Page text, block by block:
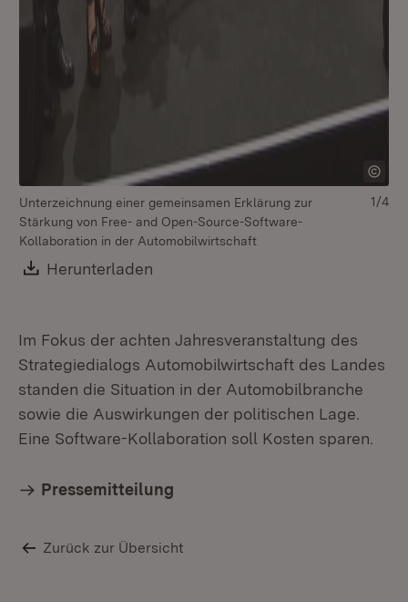
Unterzeichnung einer gemeinsamen Erklärung zur
Stärkung von Free- and Open-Source-Software-
Kollaboration in der Automobilwirtschaft
Download:
Herunterladen
1/4
Im Fokus der achten Jahresveranstaltung des
Strategiedialogs Automobilwirtschaft des Landes
standen die Situation in der Automobilbranche
sowie die Auswirkungen der politischen Lage.
Eine Software-Kollaboration soll Kosten sparen.
Pressemitteilung
Zurück zur Übersicht